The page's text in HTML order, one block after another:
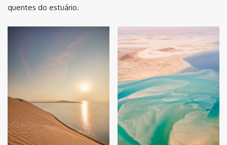
quentes do estuário.